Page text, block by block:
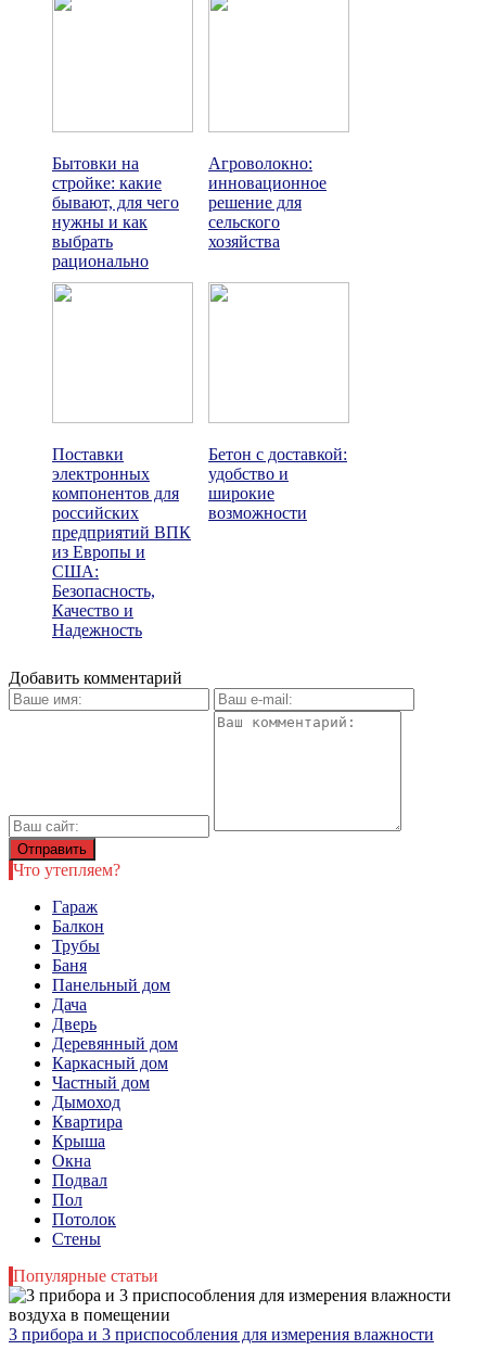
Бытовки на
стройке: какие
бывают, для чего
нужны и как
выбрать
рационально
Агроволокно:
инновационное
решение для
сельского
хозяйства
Поставки
электронных
компонентов для
российских
предприятий ВПК
из Европы и
США:
Безопасность,
Качество и
Надежность
Бетон с доставкой:
удобство и
широкие
возможности
Добавить комментарий
Что утепляем?
Гараж
Балкон
Трубы
Баня
Панельный дом
Дача
Дверь
Деревянный дом
Каркасный дом
Частный дом
Дымоход
Квартира
Крыша
Окна
Подвал
Пол
Потолок
Стены
Популярные статьи
3 прибора и 3 приспособления для измерения влажности